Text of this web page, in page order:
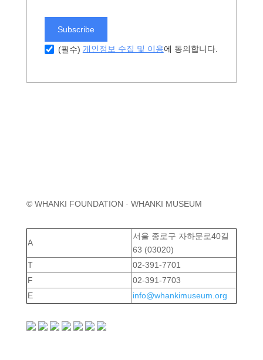
Subscribe
(필수) 개인정보 수집 및 이용에 동의합니다.
© WHANKI FOUNDATION · WHANKI MUSEUM
A
서울 종로구 자하문로40길
63 (03020)
T
02-391-7701
F
02-391-7703
E
info@whankimuseum.org